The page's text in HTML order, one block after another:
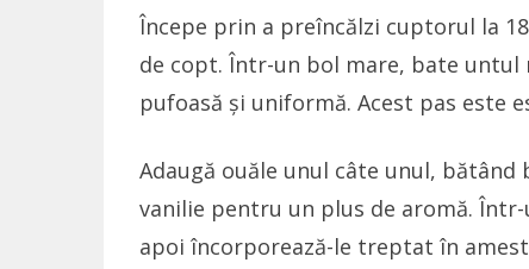
Începe prin a preîncălzi cuptorul la
de copt. Într-un bol mare, bate untul
pufoasă și uniformă. Acest pas este
Adaugă ouăle unul câte unul, bătând
vanilie pentru un plus de aromă.
apoi încorporează-le treptat în